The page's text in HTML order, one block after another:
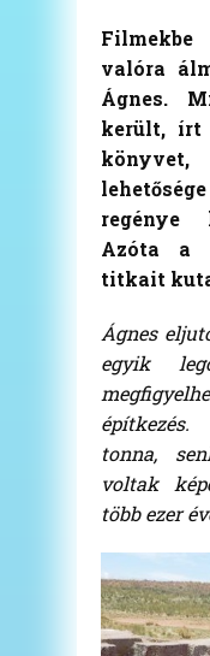
valóra
Ágnes.
került, írt
regénye
Azóta a
titkait
Ágnes
egyik
tonna,
voltak
több ezer